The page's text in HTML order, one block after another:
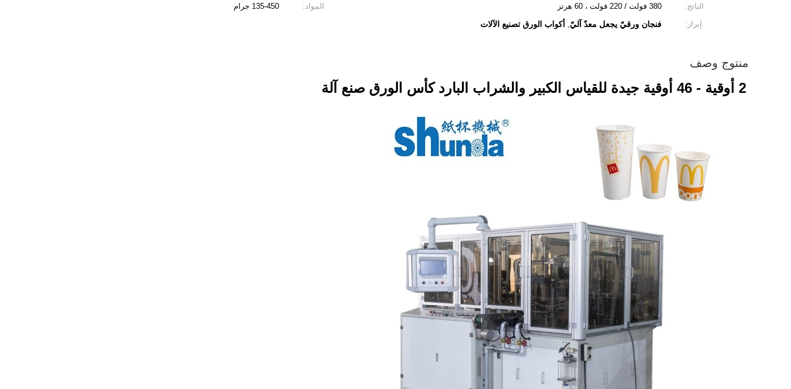
الناتج:
380 فولت / 220 فولت ، 60 هرتز المواد:
135-450 جرام
إبراز:
فنجان ورقيّ يجعل معدّ آليّ, أكواب الورق تصنيع الآلات
منتوج وصف
2 أوقية - 46 أوقية جيدة للقياس الكبير والشراب البارد كأس الورق صنع آلة